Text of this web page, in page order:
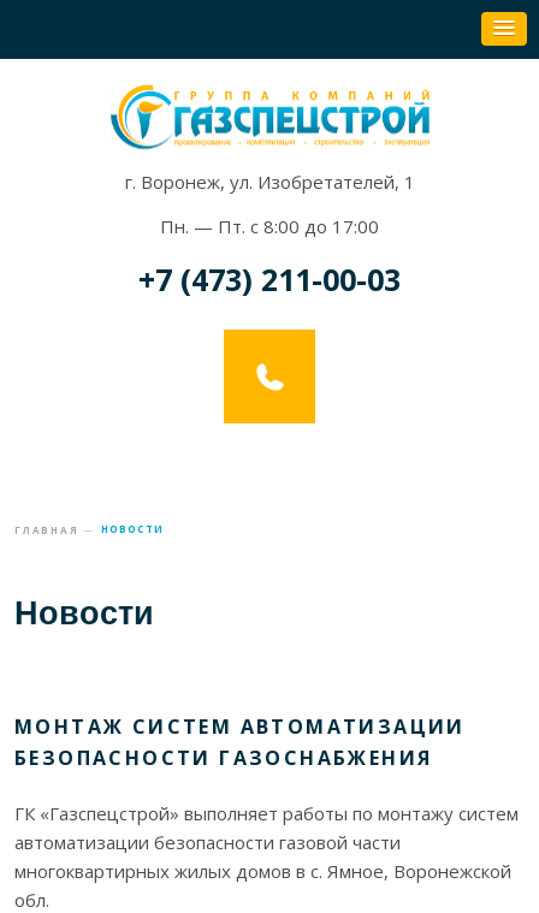
г. Воронеж, ул. Изобретателей, 1
Пн. — Пт. с 8:00 до 17:00
+7 (473) 211-00-03
ГЛАВНАЯ — НОВОСТИ
Новости
МОНТАЖ СИСТЕМ АВТОМАТИЗАЦИИ
БЕЗОПАСНОСТИ ГАЗОСНАБЖЕНИЯ
ГК «Газспецстрой» выполняет работы по монтажу систем
автоматизации безопасности газовой части
многоквартирных жилых домов в с. Ямное, Воронежской
обл.